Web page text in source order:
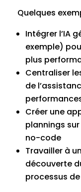
Quelques
Intégrer l’IA
exemple)
plus
Centraliser
de
Créer une
plannings
no-code
Travailler à
découverte
processus